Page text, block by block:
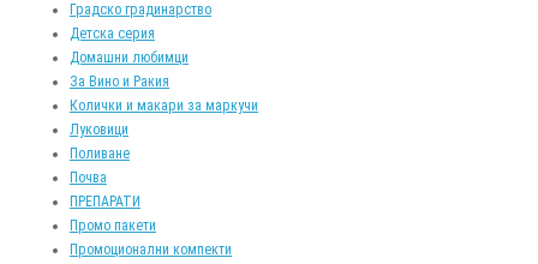
Градско градинарство
Детска серия
Домашни любимци
За Вино и Ракия
Колички и макари за маркучи
Луковици
Поливане
Почва
ПРЕПАРАТИ
Промо пакети
Промоционални компекти